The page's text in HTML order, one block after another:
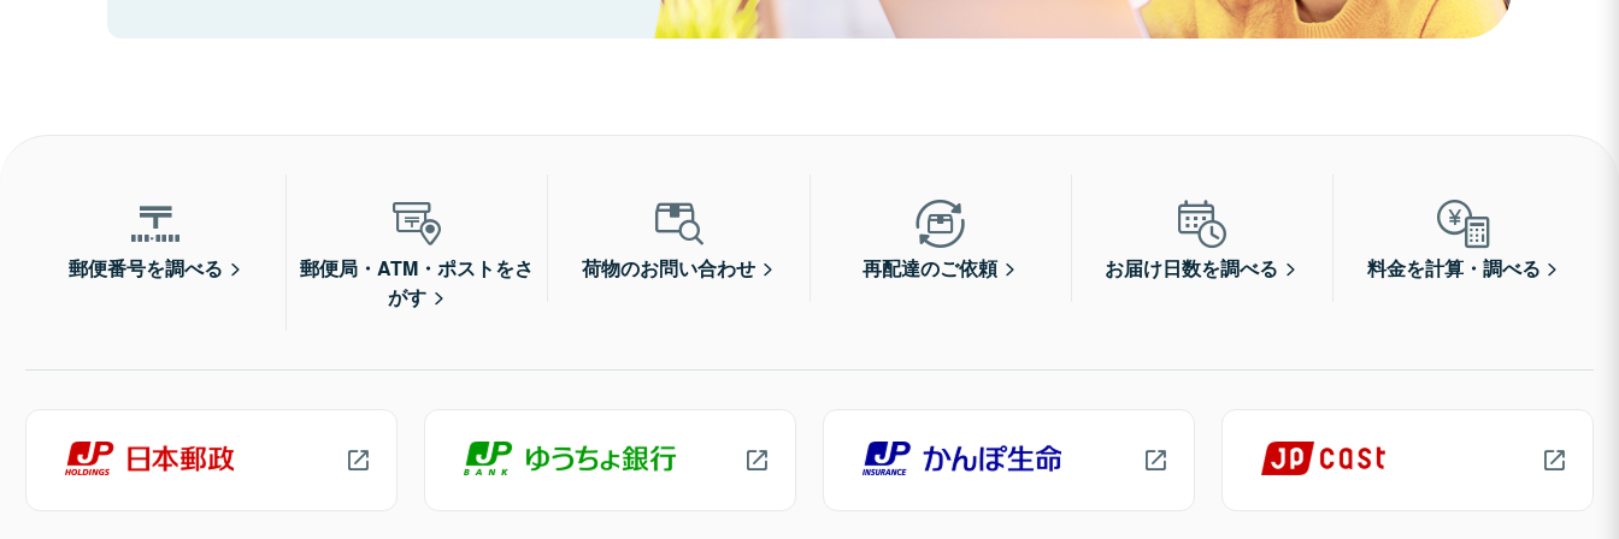
郵便番号を調べる
郵便局・ATM・ポストをさ
がす
荷物のお問い合わせ 再配達のご依頼 お届け日数を調べる 料金を計算・調べる